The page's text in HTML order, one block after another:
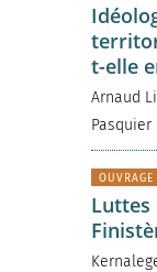
t-elle
Arnaud
Pasquier
OUVRAGE
Luttes